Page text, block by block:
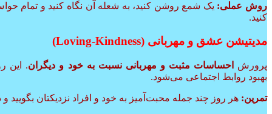
روش عملی: یک شمع روشن کنید، به شعله آن نگاه کنید و تمام
کنید.
مدیتیشن عشق و مهربانی (Loving-Kindness)
پرورش احساسات مثبت و مهربانی نسبت به خود و دیگران. این
بهبود روابط اجتماعی می‌شود.
تمرین: هر روز چند جمله محبت‌آمیز به خود و افراد نزدیکتان بگویید